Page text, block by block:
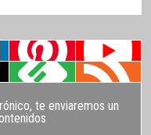
te enviaremos un